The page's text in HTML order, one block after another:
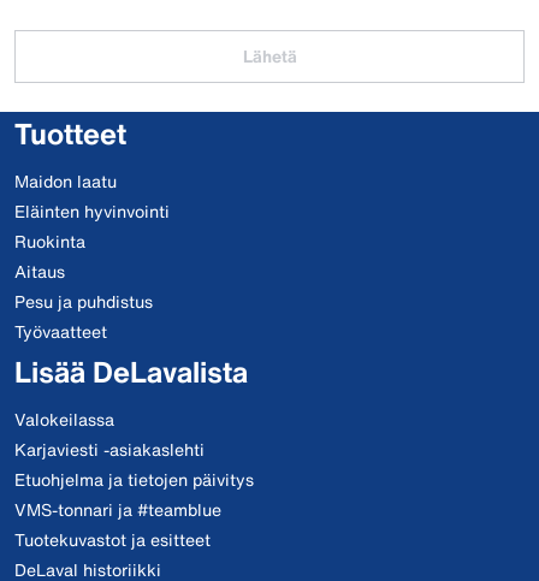
Lähetä
Tuotteet
Maidon laatu
Eläinten hyvinvointi
Ruokinta
Aitaus
Pesu ja puhdistus
Työvaatteet
Lisää DeLavalista
Valokeilassa
Karjaviesti -asiakaslehti
Etuohjelma ja tietojen päivitys
VMS-tonnari ja #teamblue
Tuotekuvastot ja esitteet
DeLaval historiikki